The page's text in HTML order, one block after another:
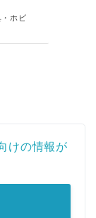
・ホビ
けの情報が